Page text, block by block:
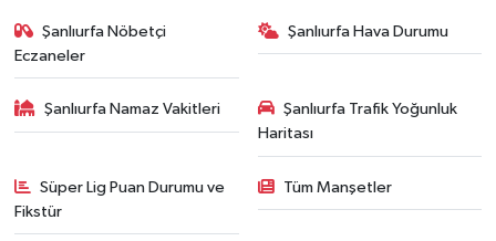
Şanlıurfa Nöbetçi
Eczaneler
Şanlıurfa Hava Durumu
Şanlıurfa Namaz Vakitleri
Şanlıurfa Trafik Yoğunluk
Haritası
Süper Lig Puan Durumu ve
Fikstür
Tüm Manşetler